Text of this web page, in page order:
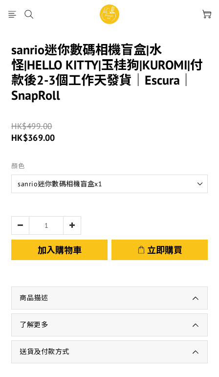
sanrio迷你數碼相機盲盒|水
怪|HELLO KITTY|玉桂狗|KUROMI|付
款後2-3個工作天發貨｜Escura｜
SnapRoll
HK$499.00
HK$369.00
顏色
加入購物車 立即購買
商品描述
了解更多
送貨及付款方式